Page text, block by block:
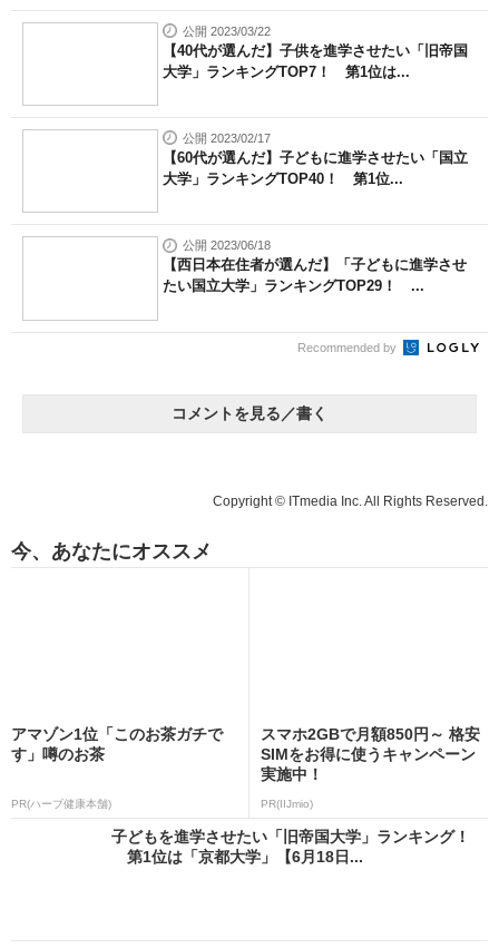
公開 2023/03/22
【40代が選んだ】子供を進学させたい「旧帝国
大学」ランキングTOP7！ 第1位は...
公開 2023/02/17
【60代が選んだ】子どもに進学させたい「国立
大学」ランキングTOP40！ 第1位...
公開 2023/06/18
【西日本在住者が選んだ】「子どもに進学させ
たい国立大学」ランキングTOP29！ ...
Recommended by
コメントを見る／書く
Copyright © ITmedia Inc. All Rights Reserved.
今、あなたにオススメ
アマゾン1位「このお茶ガチで
す」噂のお茶
PR(ハーブ健康本舗)
スマホ2GBで月額850円～ 格安
SIMをお得に使うキャンペーン
実施中！
PR(IIJmio)
子どもを進学させたい「旧帝国大学」ランキング！
第1位は「京都大学」【6月18日...